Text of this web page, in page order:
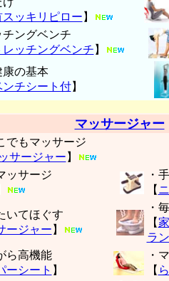
ッキリピロー 】
チングベンチ
ッチングベンチ 】
康の基本
チシート付】
マッサージャー
でもマッサージ
サージャー 】
ッサージ
・
【
いてほぐす
ージャー 】
・
【
ラ
ら高機能
ーシート 】
・
【